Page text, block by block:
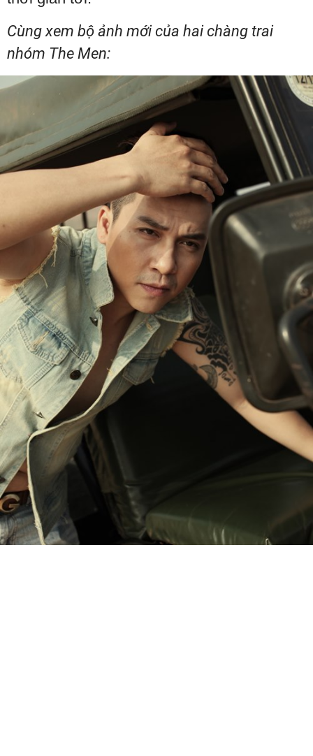
Cùng xem bộ ảnh mới của hai chàng trai
nhóm The Men: